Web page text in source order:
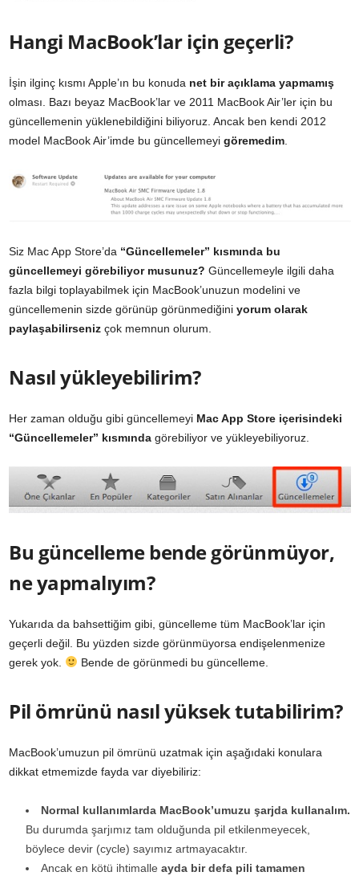
Hangi MacBook’lar için geçerli?
İşin ilginç kısmı Apple’ın bu konuda net bir açıklama yapmamış
olması. Bazı beyaz MacBook’lar ve 2011 MacBook Air’ler için bu
güncellemenin yüklenebildiğini biliyoruz. Ancak ben kendi 2012
model MacBook Air’imde bu güncellemeyi göremedim.
Siz Mac App Store’da “Güncellemeler” kısmında bu
güncellemeyi görebiliyor musunuz? Güncellemeyle ilgili daha
fazla bilgi toplayabilmek için MacBook’unuzun modelini ve
güncellemenin sizde görünüp görünmediğini yorum olarak
paylaşabilirseniz çok memnun olurum.
Nasıl yükleyebilirim?
Her zaman olduğu gibi güncellemeyi Mac App Store içerisindeki
“Güncellemeler” kısmında görebiliyor ve yükleyebiliyoruz.
Bu güncelleme bende görünmüyor,
ne yapmalıyım?
Yukarıda da bahsettiğim gibi, güncelleme tüm MacBook’lar için
geçerli değil. Bu yüzden sizde görünmüyorsa endişelenmenize
gerek yok.
Bende de görünmedi bu güncelleme.
Pil ömrünü nasıl yüksek tutabilirim?
MacBook’umuzun pil ömrünü uzatmak için aşağıdaki konulara
dikkat etmemizde fayda var diyebiliriz:
Normal kullanımlarda MacBook’umuzu şarjda kullanalım.
Bu durumda şarjımız tam olduğunda pil etkilenmeyecek,
böylece devir (cycle) sayımız artmayacaktır.
Ancak en kötü ihtimalle ayda bir defa pili tamamen